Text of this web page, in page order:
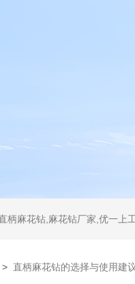
柄麻花钻,麻花钻厂家,优一上
> 直柄麻花钻的选择与使用建